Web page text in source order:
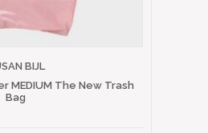
BIJL
MEDIUM The New Trash
Bag